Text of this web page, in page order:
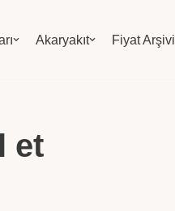
Akaryakıt Fiyat Arşivi
et